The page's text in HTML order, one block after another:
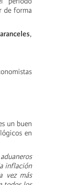
de forma
,
un buen
en
inflación
vez más